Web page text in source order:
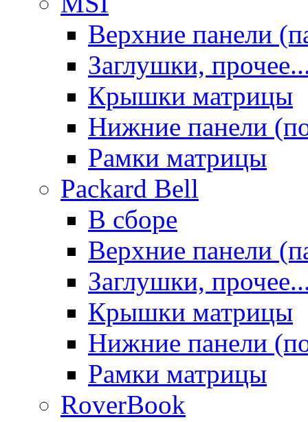
Верхние панели
Заглушки,
Крышки матрицы
Нижние панели
Рамки матрицы
Packard Bell
В сборе
Верхние панели
Заглушки,
Крышки матрицы
Нижние панели
Рамки матрицы
RoverBook